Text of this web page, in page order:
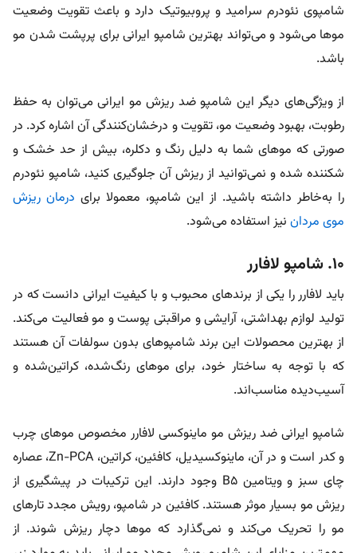
شامپوی نئودرم سرامید و پروبیوتیک دارد و باعث تقویت وضعیت
موها می‌شود و می‌تواند بهترین شامپو ایرانی برای پرپشت شدن مو
باشد.
از ویژگی‌های دیگر این شامپو ضد ریزش مو ایرانی می‌توان به حفظ
رطوبت، بهبود وضعیت مو، تقویت و درخشان‌کنندگی آن اشاره کرد. در
صورتی که مو‌های شما به دلیل رنگ و دکلره، بیش از حد خشک و
شکننده شده و نمی‌توانید از ریزش آن جلوگیری کنید، شامپو نئودرم
را به‌خاطر داشته باشید. از این شامپو، معمولا برای درمان ریزش
موی مردان نیز استفاده می‌شود.
۱۰. شامپو لافارر
باید لافارر را یکی از برند‌های محبوب و با کیفیت ایرانی دانست که در
تولید لوازم بهداشتی، آرایشی و مراقبتی پوست و مو فعالیت می‌کند.
از بهترین محصولات این برند شامپو‌های بدون سولفات آن هستند
که با توجه به ساختار خود، برای مو‌های رنگ‌شده، کراتین‌شده و
آسیب‌دیده مناسب‌اند.
شامپو ایرانی ضد ریزش مو ماینوکسی لافارر مخصوص مو‌های چرب
و کدر است و در آن، ماینوکسیدیل، کافئین، کراتین، Zn-PCA، عصاره
چای سبز و ویتامین B۵ وجود دارند. این ترکیبات در پیشگیری از
ریزش مو بسیار موثر هستند. کافئین در شامپو، رویش مجدد تار‌های
مو را تحریک می‌کند و نمی‌گذارد که موها دچار ریزش شوند. از